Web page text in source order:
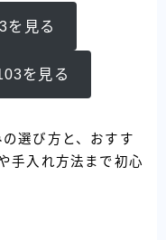
を見る
を見る
選び方と、おすす
手入れ方法まで初心